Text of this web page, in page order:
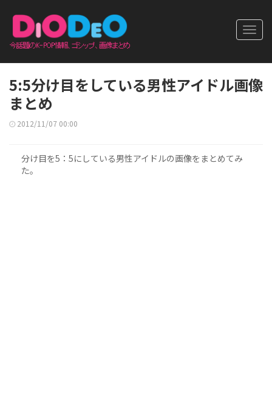
5:5分け目をしている男性アイドル画像
まとめ
2012/11/07 00:00
分け目を5：5にしている男性アイドルの画像をまとめてみ
た。